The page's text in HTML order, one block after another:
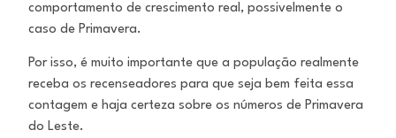
comportamento de crescimento real, possivelmente o
caso de Primavera.
Por isso, é muito importante que a população realmente
receba os recenseadores para que seja bem feita essa
contagem e haja certeza sobre os números de Primavera
do Leste.